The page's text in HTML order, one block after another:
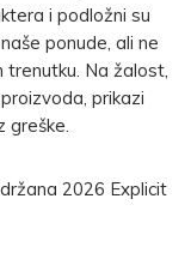
i podložni su
ponude, ali ne
Na žalost,
prikazi
2026 Explicit